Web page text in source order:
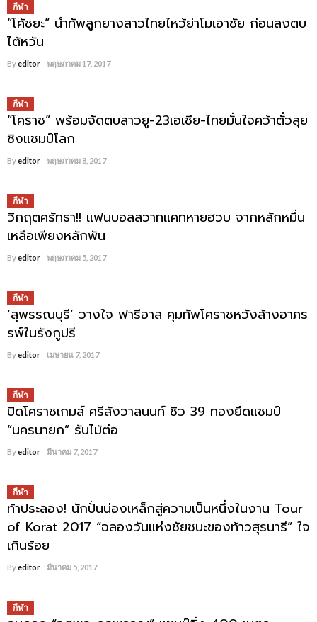
กีฬา
“โค้ชยะ” นำทัพลูกยางสาวไทยไหว้ย่าโมเอาชัย ก่อนลงตบ
ไต้หวัน
Byeditor พฤษภาคม 17, 2017
กีฬา
“โคราช” พร้อมจัดตบสาวยู-23เอเชีย-ไทยมั่นใจคว้าตั๋วลุย
ชิงแชมป์โลก
Byeditor พฤษภาคม 8, 2017
กีฬา
วิกฤตศรัทธา!! แฟนบอลสวาทแคทหายฮวบ จากหลักหมื่น
เหลือเพียงหลักพัน
Byeditor พฤษภาคม 5, 2017
กีฬา
‘สุพรรณบุรี’ วางใจ ฟารีอาส คุมทัพโคราชหวังล้างอาภร
รพ์ในรังกูปรี
Byeditor เมษายน 7, 2017
กีฬา
ปิดโคราชเกมส์ ศรีสังวาลนนท์ ซิว 39 ทองยึดแชมป์
“นครนายก” รับไม้ต่อ
Byeditor มีนาคม 7, 2017
กีฬา
ท้าประลอง! นักปั่นน่องเหล็กสู่ความเป็นหนึ่งในงาน Tour
of Korat 2017 “ฉลองวันแห่งชัยชนะของท้าวสุรนารี” ใจ
เกินร้อย
Byeditor มีนาคม 5, 2017
กีฬา